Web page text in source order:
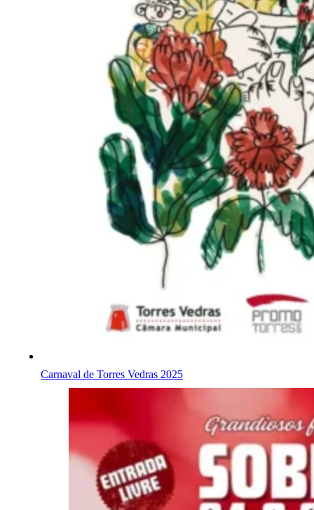
Carnaval de Torres Vedras 2025